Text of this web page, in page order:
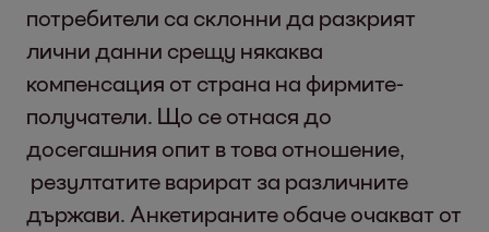
потребители са склонни да разкрият
лични данни срещу някаква
компенсация от страна на фирмите-
получатели. Що се отнася до
досегашния опит в това отношение,
резултатите варират за различните
държави. Анкетираните обаче очакват от